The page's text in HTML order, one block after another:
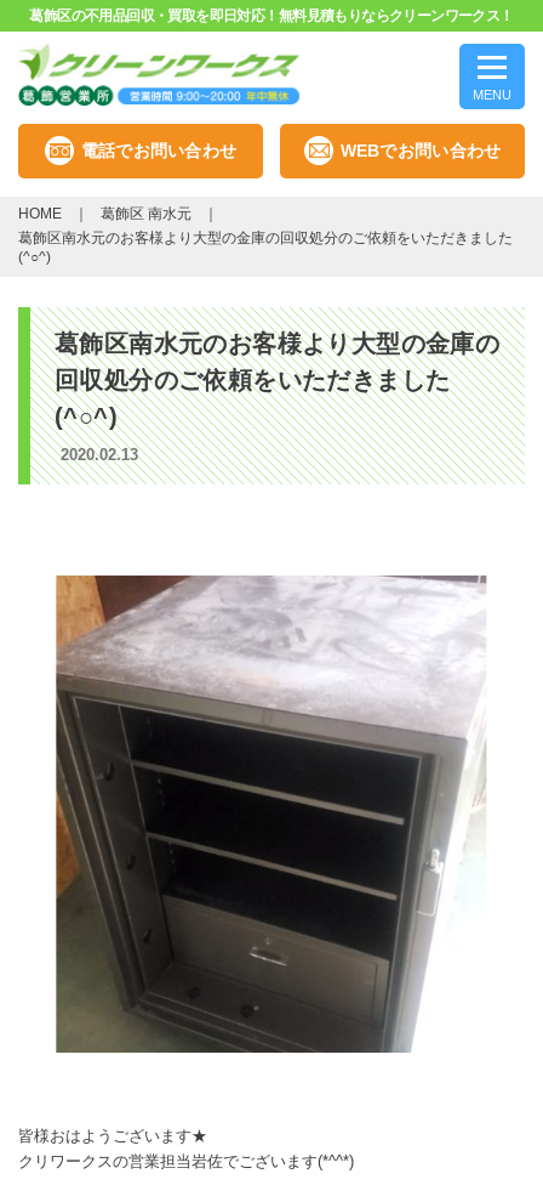
葛飾区の不用品回収・買取を即日対応！無料見積もりならクリーンワークス！
MENU
電話でお問い合わせ WEBでお問い合わせ
HOME
葛飾区 南水元
葛飾区南水元のお客様より大型の金庫の回収処分のご依頼をいただきました
(^○^)
葛飾区南水元のお客様より大型の金庫の
回収処分のご依頼をいただきました
(^○^)
2020.02.13
皆様おはようございます★
クリワークスの営業担当岩佐でございます(*^^*)